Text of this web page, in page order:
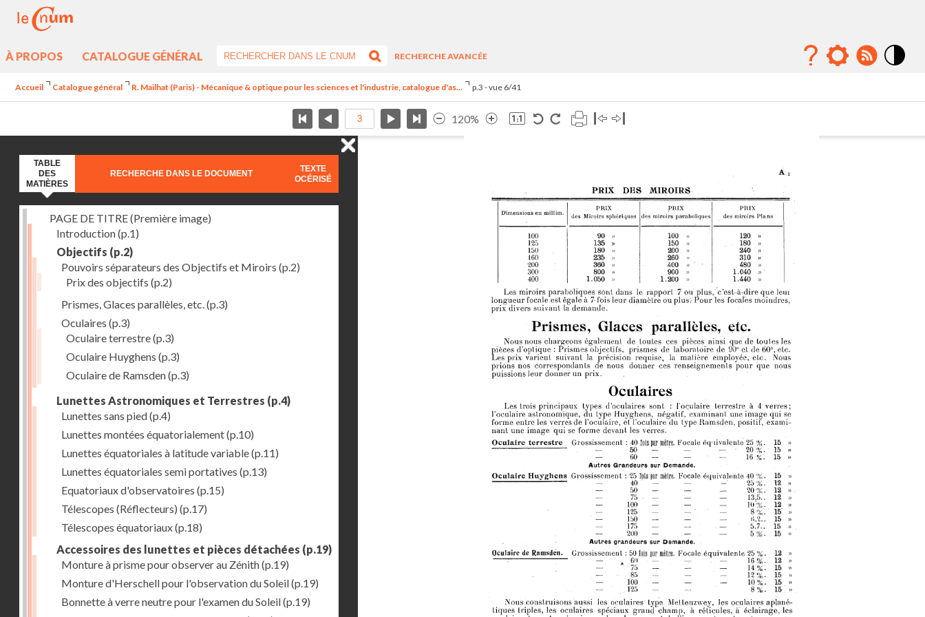
À PROPOS CATALOGUE GÉNÉRAL
RECHERCHE AVANCÉE
Accueil Catalogue général R. Mailhat (Paris) - Mécanique & optique pour les sciences et l'industrie, catalogue d'as... p.3 - vue 6/41
120%
TABLE
DES
MATIÈRES
RECHERCHE DANS LE DOCUMENT
TEXTE
OCÉRISÉ
PAGE DE TITRE (Première image)
Introduction(p.1)
Objectifs (p.2)
Pouvoirs séparateurs des Objectifs et Miroirs (p.2)
Prix des objectifs (p.2)
Prismes, Glaces parallèles, etc.(p.3)
Oculaires (p.3)
Oculaire terrestre(p.3)
Oculaire Huyghens (p.3)
Oculaire de Ramsden(p.3)
Lunettes Astronomiques et Terrestres (p.4)
Lunettes sans pied(p.4)
Lunettes montées équatorialement(p.10)
Lunettes équatoriales à latitude variable(p.11)
Lunettes équatoriales semi portatives (p.13)
Equatoriaux d'observatoires (p.15)
Télescopes (Réflecteurs) (p.17)
Télescopes équatoriaux(p.18)
Accessoires des lunettes et pièces détachées (p.19)
Monture à prisme pour observer au Zénith(p.19)
Monture d'Herschell pour l'observation du Soleil(p.19)
Bonnette à verre neutre pour l'examen du Soleil(p.19)